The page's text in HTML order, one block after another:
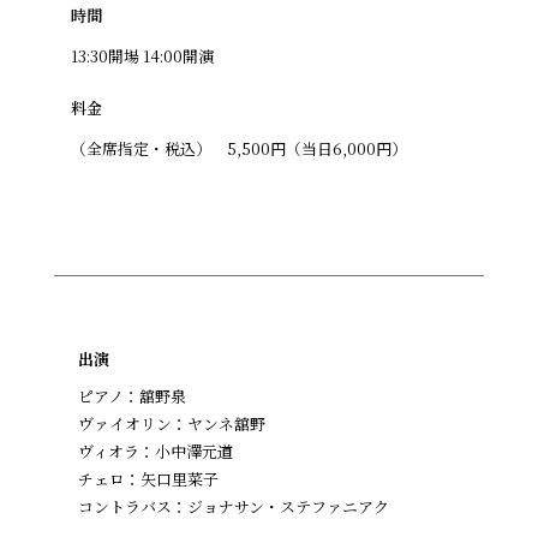
時間
13:30開場 14:00開演
料金
（全席指定・税込） 5,500円（当日6,000円）
出演
ピアノ：舘野泉
ヴァイオリン：ヤンネ舘野
ヴィオラ：小中澤元道
チェロ：矢口里菜子
コントラバス：ジョナサン・ステファニアク